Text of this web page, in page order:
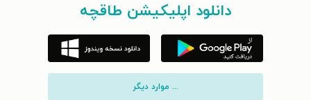
دانلود اپلیکیشن طاقچه
... موارد دیگر